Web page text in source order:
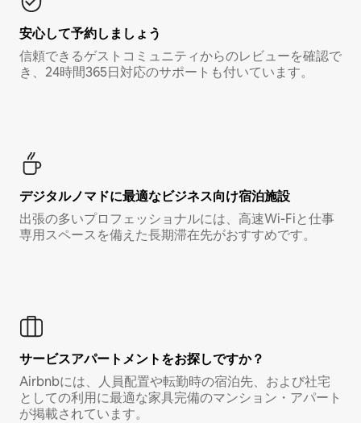
安心して予約しましょう
信頼できるゲストコミュニティからのレビューを確認で
き、24時間365日対応のサポートも付いています。
デジタルノマド⁠に最⁠適⁠なビ⁠ジ⁠ネ⁠ス⁠向⁠け宿⁠泊⁠施⁠設
出張の多いプロフェッショナルには、高速Wi-Fiと仕事
専用スペースを備えた長期滞在先がおすすめです。
サービスアパートメントをお探しですか？
Airbnbには、人員配置や転勤時の宿泊先、および社宅
としての利用に最適な家具完備のマンション・アパート
が掲載されています。